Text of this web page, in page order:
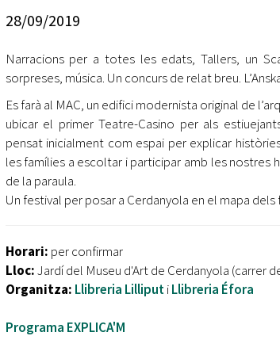
jove 2026
Cerdanyola opta a més de 5 milions d'euros
Barris per transformar les Fontetes, Quatre
El FIT presenta el cartell de la seva 16a
tret de sortida al festival
L’Ajuntament reparteix ulleres gratuïtes per
l'eclipsi solar
28/09/2019
Narracions per a totes les edats, Tallers, un
sorpreses, música. Un concurs de relat breu.
Es farà al MAC, un edifici modernista original de
ubicar el primer Teatre-Casino per als
pensat inicialment com espai per explicar
les famílies a escoltar i participar amb les nostres
de la paraula.
Un festival per posar a Cerdanyola en el mapa
Horari: per confirmar
Lloc:Jardí del Museu d'Art de Cerdanyola (carrer
Organitza: Llibreria LilliputiLlibreria Éfora
Programa EXPLICA'M